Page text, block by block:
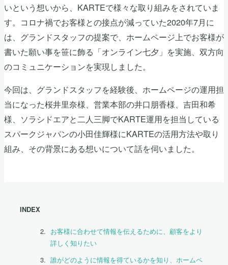
いという想いから、KARTEで様々な取り組みをされていま
す。コロナ禍でお客様との接点が減っていた2020年7月に
は、グランドスタッフの提案で、ホームページ上でお客様が
書いた願い事を笹に飾る「オンライン七夕」を実施、双方向
のコミュニケーションを実現しました。
今回は、グランドスタッフを経験後、ホームページの運用担
当になった桜井里奈様、営業本部の井口朋香様、吉田和希
様、ソラシドエアと二人三脚でKARTE運用を担当している
スパークジャパンの小田佳輝様にKARTEの活用方法や取り
組み、その背景にある想いについて話を伺いました。
INDEX
お客様に合わせて情報を伝えるために、顧客をより
詳しく知りたい
誰がどのように情報を得ているかを知り、ホームペ